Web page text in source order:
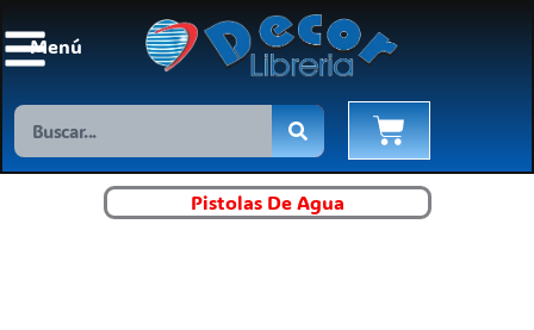
al
Menú
Search Cart
Pistolas De Agua